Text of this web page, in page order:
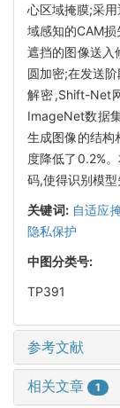
心区域掩膜;采
域感知的CAM
遮挡的图像送入
圆加密;在发送
解密,Shift-Net
ImageNet数据
生成图像的结构
度降低了0.2%
码,使得识别模型
关键词: 自适应
隐私保护
中图分类号:
TP391
参考文献
相关文章 1